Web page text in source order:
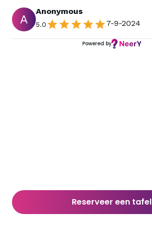
A
Anonymous
5.0 7-9-2024
Powered by
Reserveer een tafel